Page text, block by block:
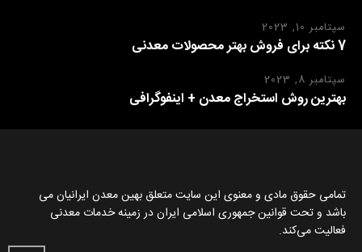
سپتامبر 10, 2023
7 نکته برای فروش بهتر محصولات معدنی
سپتامبر 8, 2023
بهترین روش استخراج معدن + اینفوگرافی
تمامی حقوق مادی و معنوی این سایت متعلق بهین معدن ایرانیان می
باشد و تحت قوانین جمهوری اسلامی ایران در زمینه خدمات معدنی
فعالیت می‌کند.